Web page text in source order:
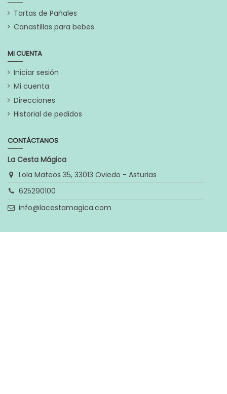
Tartas de Pañales
Canastillas para bebes
MI CUENTA
Iniciar sesión
Mi cuenta
Direcciones
Historial de pedidos
CONTÁCTANOS
La Cesta Mágica
Lola Mateos 35, 33013 Oviedo - Asturias
625290100
info@lacestamagica.com